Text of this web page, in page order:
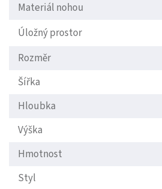
Stylové, originální nohy
Ozdobné prošívání
Odpovídající rohová sedací
Materiál nohou
Úložný prostor
Rozměr
Šířka
Hloubka
Výška
Hmotnost
Styl